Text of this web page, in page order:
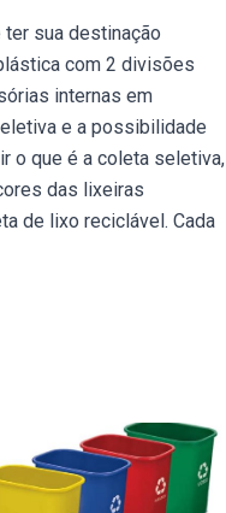
sua destinação
com 2 divisões
internas em
e a possibilidade
o que é a coleta seletiva,
das lixeiras
de lixo reciclável. Cada